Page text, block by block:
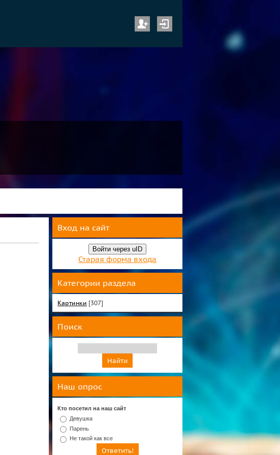
Вход на сайт
Войти через uID
Старая форма входа
Категории раздела
Картинки [307]
Поиск
Наш опрос
Кто посетил на наш сайт
Девушка
Парень
Не такой как все